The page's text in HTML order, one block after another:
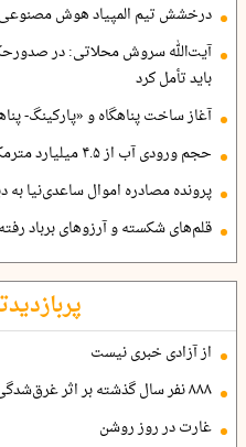
درخشش تیم المپیاد هوش مصنوعی
آیت‌الله سروش محلاتی: در
باید تأمل کرد
آغاز ساخت پناهگاه و «پارکینگ-
حجم ورودی آب از ۴.۵ میلیارد مترمکعب گذشت؛ دریاچه ارومیه جان گرفت
پرونده مصادره اموال ساعدی‌نیا
قلم‌های شکسته و آرزوهای برباد رفته
از آزادی خبری نیست
۸۸۸ نفر سال گذشته بر اثر غرق‌شدگی جان باختند
غارت در روز روشن